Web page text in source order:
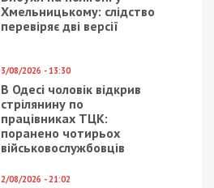
Хмельницькому: слідство
перевіряє дві версії
3/08/2026 - 13:30
В Одесі чоловік відкрив
стрілянину по
працівниках ТЦК:
поранено чотирьох
військовослужбовців
2/08/2026 - 21:02